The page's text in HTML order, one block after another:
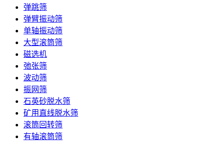
弹跳筛
弹臂振动筛
单轴振动筛
大型滚筒筛
磁选机
弛张筛
波动筛
振网筛
石英砂脱水筛
矿用直线脱水筛
滚筒回转筛
有轴滚筒筛